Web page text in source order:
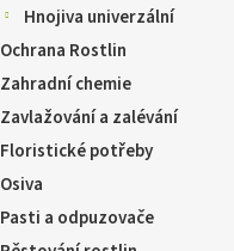
Hnojiva univerzální
Ochrana Rostlin
Zahradní chemie
Zavlažování a zalévání
Floristické potřeby
Osiva
Pasti a odpuzovače